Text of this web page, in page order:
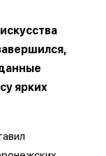
ярких